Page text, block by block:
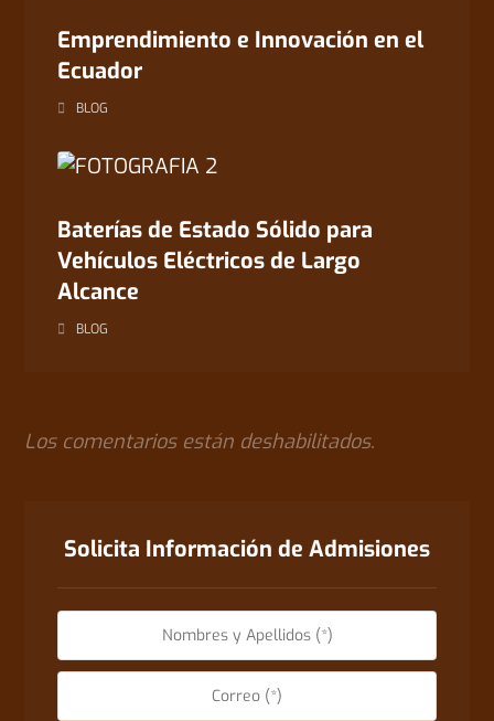
Emprendimiento e Innovación en el
Ecuador
BLOG
Baterías de Estado Sólido para
Vehículos Eléctricos de Largo
Alcance
BLOG
Los comentarios están deshabilitados.
Solicita Información de Admisiones